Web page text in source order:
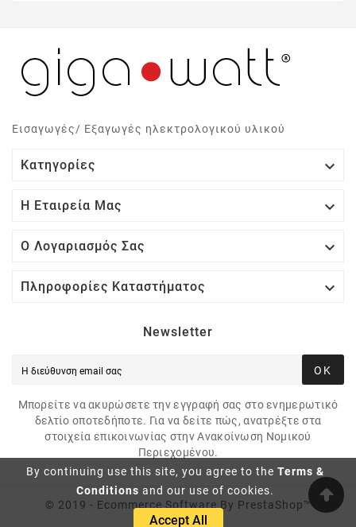
By continuing use this site, you agree to the Terms &
Conditions and our use of cookies.
Accept All
Εισαγωγές/ Εξαγωγές ηλεκτρολογικού υλικού
Κατηγορίες 
Η Εταιρεία Μας 
Ο Λογαριασμός Σας 
Πληροφορίες Καταστήματος 
Newsletter
ΟΚ
Μπορείτε να ακυρώσετε την εγγραφή σας στο ενημερωτικό
δελτίο οποτεδήποτε. Για να δείτε πώς, ανατρέξτε στα
στοιχεία επικοινωνίας στην Ανακοίνωση Νομικού
Περιεχομένου.
© 2019 - Ecommerce Software By PrestaShop™